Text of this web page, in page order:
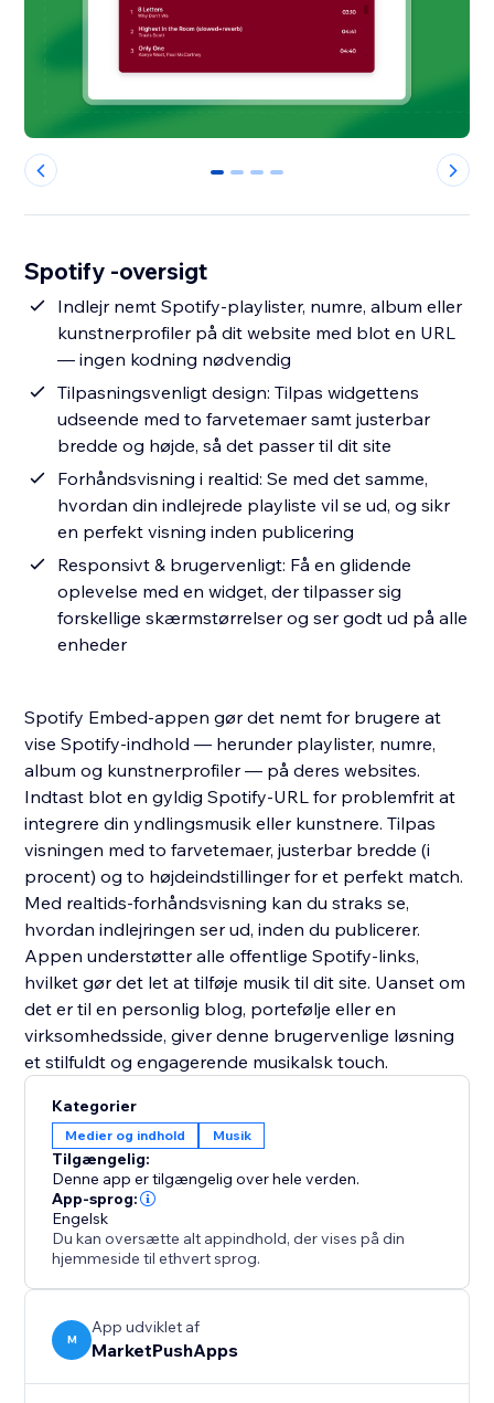
0 1 2 3
Spotify -oversigt
Indlejr nemt Spotify-playlister, numre, album eller
kunstnerprofiler på dit website med blot en URL
— ingen kodning nødvendig
Tilpasningsvenligt design: Tilpas widgettens
udseende med to farvetemaer samt justerbar
bredde og højde, så det passer til dit site
Forhåndsvisning i realtid: Se med det samme,
hvordan din indlejrede playliste vil se ud, og sikr
en perfekt visning inden publicering
Responsivt & brugervenligt: Få en glidende
oplevelse med en widget, der tilpasser sig
forskellige skærmstørrelser og ser godt ud på alle
enheder
Spotify Embed-appen gør det nemt for brugere at
vise Spotify-indhold — herunder playlister, numre,
album og kunstnerprofiler — på deres websites.
Indtast blot en gyldig Spotify-URL for problemfrit at
integrere din yndlingsmusik eller kunstnere. Tilpas
visningen med to farvetemaer, justerbar bredde (i
procent) og to højdeindstillinger for et perfekt match.
Med realtids-forhåndsvisning kan du straks se,
hvordan indlejringen ser ud, inden du publicerer.
Appen understøtter alle offentlige Spotify-links,
hvilket gør det let at tilføje musik til dit site. Uanset om
det er til en personlig blog, portefølje eller en
virksomhedsside, giver denne brugervenlige løsning
et stilfuldt og engagerende musikalsk touch.
Kategorier
Medier og indhold Musik
Tilgængelig:
Denne app er tilgængelig over hele verden.
App-sprog:
Engelsk
Du kan oversætte alt appindhold, der vises på din
hjemmeside til ethvert sprog.
M
App udviklet af
MarketPushApps